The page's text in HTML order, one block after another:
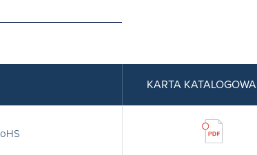
KARTA KATALOGOWA